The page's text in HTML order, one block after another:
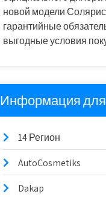
новой модели
гарантийные
выгодные условия
Информация для
14 Регион
AutoCosmetiks
Dakap